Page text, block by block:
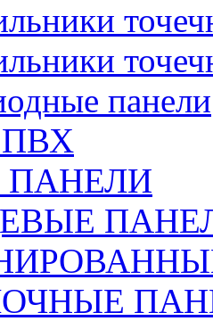
панели
ПАНЕЛИ